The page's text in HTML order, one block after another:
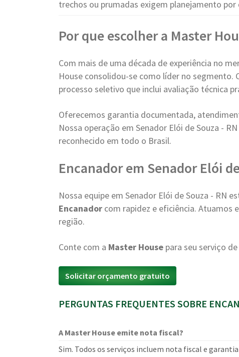
trechos ou prumadas exigem planejamento por
Por que escolher a Master
Com mais de uma década de experiência no
House consolidou-se como líder no segmento.
processo seletivo que inclui avaliação técnica
Oferecemos garantia documentada,
Nossa operação em Senador Elói de Souza -
reconhecido em todo o Brasil.
Encanador em Senador Elói
Nossa equipe em Senador Elói de Souza - RN
Encanador com rapidez e eficiência. Atuamos
região.
Conte com a Master House para seu serviço de
Solicitar orçamento gratuito
PERGUNTAS FREQUENTES SOBRE
A Master House emite nota fiscal?
Sim. Todos os serviços incluem nota fiscal e